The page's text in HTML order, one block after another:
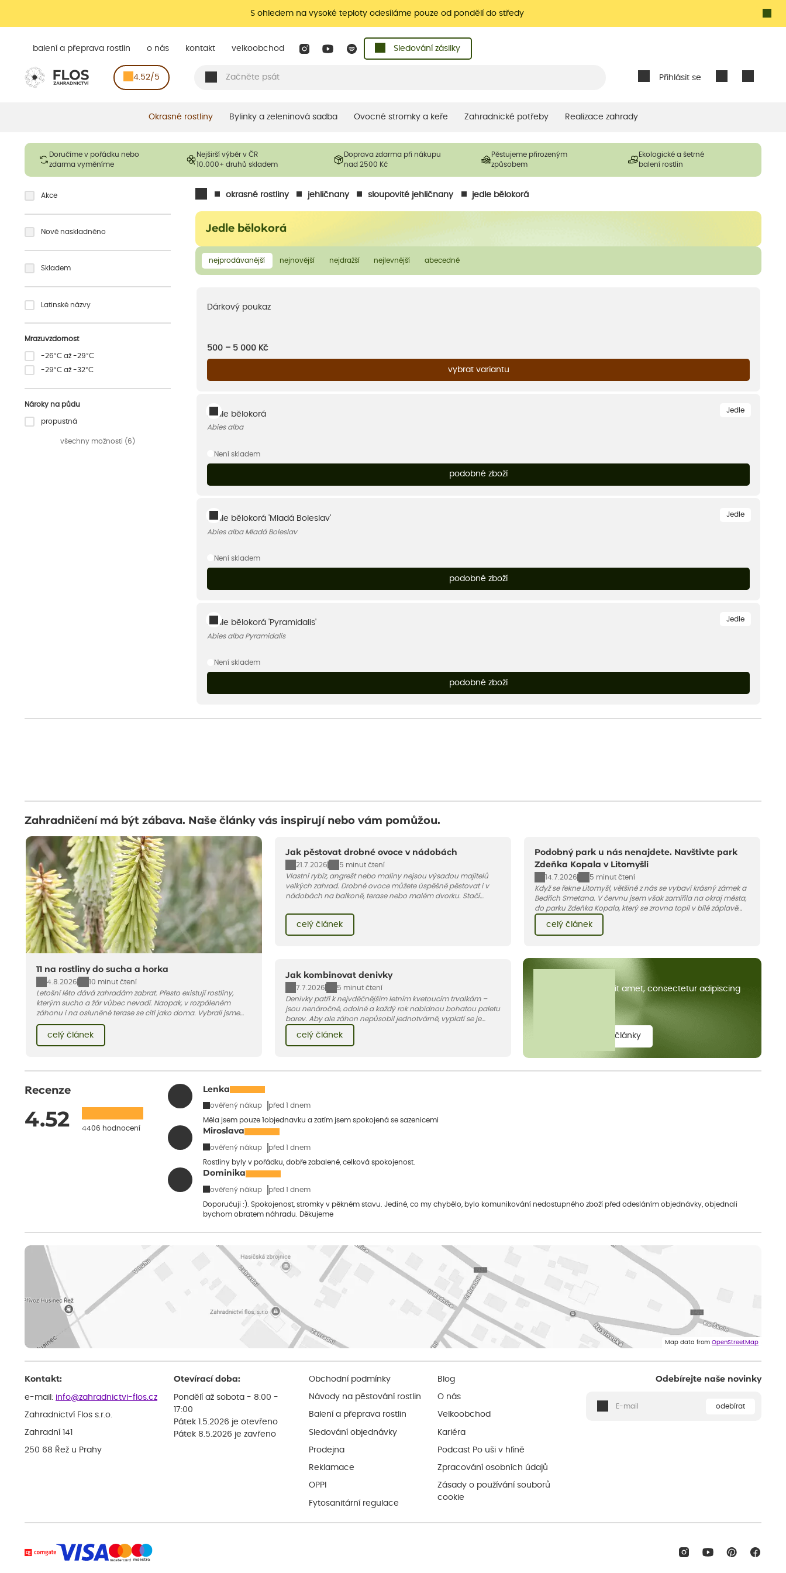
S ohledem na vysoké teploty odesíláme pouze od pondělí do středy
Přihlásit se
balení a přeprava rostlin o nás kontakt velkoobchod Sledování zásilky
4.52/5
Okrasné rostliny Bylinky a zeleninová sadba Ovocné stromky a keře Zahradnické potřeby Realizace zahrady
Doručíme v pořádku nebo
zdarma vyměníme
Nejširší výběr v ČR
10.000+ druhů skladem
Doprava zdarma při nákupu
nad 2500 Kč
Pěstujeme přirozeným
způsobem
Ekologické a šetrné
balení rostlin
okrasné rostliny jehličnany sloupovité jehličnany jedle bělokorá
Jedle bělokorá
nejprodávanější nejnovější nejdražší nejlevnější abecedně
Akce
Nově naskladněno
Skladem
Latinské názvy
Mrazuvzdornost
-26°C až -29°C
-29°C až -32°C
Nároky na půdu
propustná
všechny možnosti (6)
Dárkový poukaz
500 – 5 000 Kč
vybrat variantu
Jedle
Jedle bělokorá
Abies alba
Není skladem
podobné zboží
Jedle
Jedle bělokorá 'Mladá Boleslav'
Abies alba Mladá Boleslav
Není skladem
podobné zboží
Jedle
Jedle bělokorá 'Pyramidalis'
Abies alba Pyramidalis
Není skladem
podobné zboží
Zahradničení má být zábava. Naše články vás inspirují nebo vám pomůžou.
11 na rostliny do sucha a horka
4.8.2026
10 minut čtení
Letošní léto dává zahradám zabrat. Přesto existují rostliny,
kterým sucho a žár vůbec nevadí. Naopak, v rozpáleném
záhonu i na osluněné terase se cítí jako doma. Vybrali jsme
pro vás 11 tipů na odolné druhy, které zvládnou horké a suché
léto bez pravidelné zálivky. Pojďme se podívat, které to jsou.
celý článek
Jak pěstovat drobné ovoce v nádobách
21.7.2026
5 minut čtení
Vlastní rybíz, angrešt nebo maliny nejsou výsadou majitelů
velkých zahrad. Drobné ovoce můžete úspěšně pěstovat i v
nádobách na balkoně, terase nebo malém dvorku. Stačí
pár základních pravidel. V tomto článku vám poradíme, jak na
celý článek
Podobný park u nás nenajdete. Navštivte park
Zdeňka Kopala v Litomyšli
14.7.2026
5 minut čtení
Když se řekne Litomyšl, většině z nás se vybaví krásný zámek a
Bedřich Smetana. V červnu jsem však zamířila na okraj města,
do parku Zdeňka Kopala, který se zrovna topil v bílé záplavě
nim pár řádků o tom, jak tento jedinečný kus krajiny vznikl.
celý článek
Jak kombinovat denivky
7.7.2026
5 minut čtení
Denivky patří k nejvděčnějším letním kvetoucím trvalkám –
jsou nenáročné, odolné a každý rok nabídnou bohatou paletu
barev. Aby ale záhon nepůsobil jednotvárně, vyplatí se je
doplnit vhodnými sousedy. V dnešním článku vám ukážeme, s
jakými trvalkami a travinami denivky nejlépe ladí.
celý článek
Lorem ipsum dolor sit amet, consectetur adipiscing
zobrazit všechny články
Recenze
4.52 4406 hodnocení
Lenka
ověřený nákup před 1 dnem
Měla jsem pouze 1objednavku a zatím jsem spokojená se sazenicemi
Miroslava
ověřený nákup před 1 dnem
Rostliny byly v pořádku, dobře zabalené, celková spokojenost.
Dominika
ověřený nákup před 1 dnem
Doporučuji :). Spokojenost, stromky v pěkném stavu. Jediné, co my chybělo, bylo komunikování nedostupného zboží před odesláním objednávky, objednali
bychom obratem náhradu. Děkujeme
Map data from OpenStreetMap
Kontakt:
e-mail: info@zahradnictvi-flos.cz
Zahradnictví Flos s.r.o.
Zahradní 141
250 68 Řež u Prahy
Otevírací doba:
Pondělí až sobota - 8:00 -
17:00
Pátek 1.5.2026 je otevřeno
Pátek 8.5.2026 je zavřeno
Obchodní podmínky
Návody na pěstování rostlin
Balení a přeprava rostlin
Sledování objednávky
Prodejna
Reklamace
OPPI
Fytosanitární regulace
Blog
O nás
Velkoobchod
Kariéra
Podcast Po uši v hlíně
Zpracování osobních údajů
Zásady o používání souborů
cookie
Odebírejte naše novinky
odebírat